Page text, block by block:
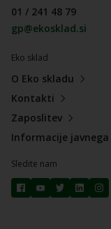
01 / 241 48 79
gp@ekosklad.si
Eko sklad
O Eko skladu
Kontakti
Zaposlitev
Informacije
Sledite nam